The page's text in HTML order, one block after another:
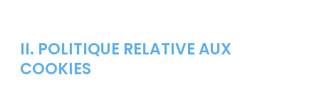
II. POLITIQUE RELATIVE AUX
COOKIES